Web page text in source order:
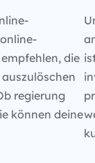
die
regierung
können deine